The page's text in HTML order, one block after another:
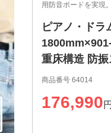
用防音ボードを実現。
ピアノ・ドラ
重床構造 防
商品番号 64014
176,990